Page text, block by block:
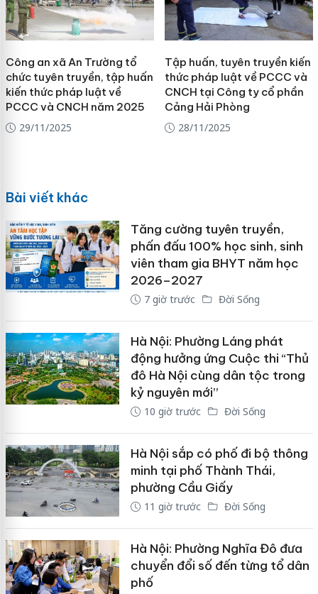
Công an xã An Trường tổ
chức tuyên truyền, tập huấn
kiến thức pháp luật về
PCCC và CNCH năm 2025
29/11/2025
Tập huấn, tuyên truyền kiến
thức pháp luật về PCCC và
CNCH tại Công ty cổ phần
Cảng Hải Phòng
28/11/2025
Bài viết khác
Tăng cường tuyên truyền,
phấn đấu 100% học sinh, sinh
viên tham gia BHYT năm học
2026–2027
7 giờ trước Đời Sống
Hà Nội: Phường Láng phát
động hưởng ứng Cuộc thi “Thủ
đô Hà Nội cùng dân tộc trong
kỷ nguyên mới”
10 giờ trước Đời Sống
Hà Nội sắp có phố đi bộ thông
minh tại phố Thành Thái,
phường Cầu Giấy
11 giờ trước Đời Sống
Hà Nội: Phường Nghĩa Đô đưa
chuyển đổi số đến từng tổ dân
phố